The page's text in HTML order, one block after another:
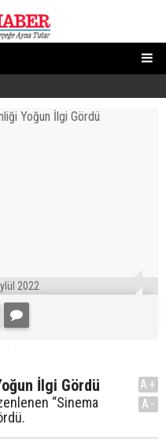
2022
İlgi Gördü
“Sinema
A+
A-